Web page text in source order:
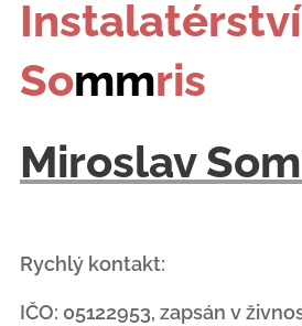
Instalatérství
Sommris
Miroslav
Rychlý kontakt:
IČO: 05122953, zapsán v